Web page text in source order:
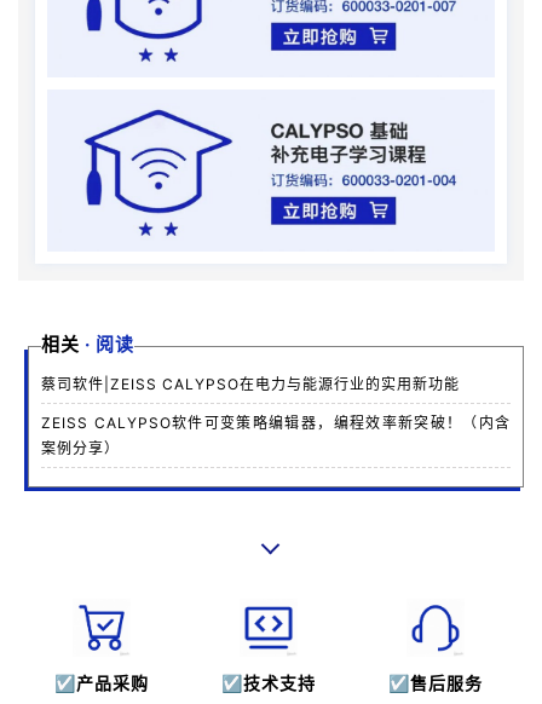
相关 · 阅读
蔡司软件|ZEISS CALYPSO在电力与能源行业的实用新功能
ZEISS CALYPSO软件可变策略编辑器，编程效率新突破！（内含
案例分享）
☑ 产品采购 ☑ 技术支持 ☑ 售后服务